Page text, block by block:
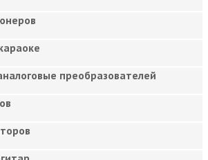
преобразователей